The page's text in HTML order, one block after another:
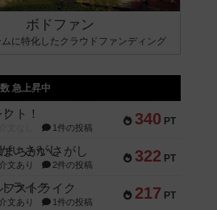
ボドファン
に特化したクラウドファンディング
急上昇中
340 PT
ト！
1件の投稿
322 PT
まちがいさがし
文あり 2件の投稿
217 PT
フストライク
文あり 1件の投稿